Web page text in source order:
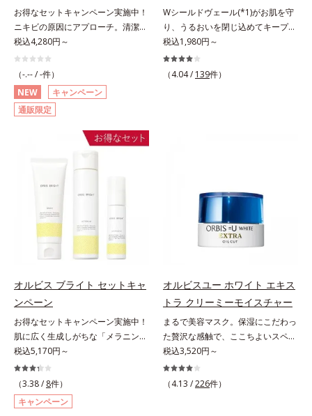
します。 * 糖化する前の古くなった
角層をふき取り、やわらかい肌を保
つこと。
技術によって、高い浸透力(*2)と安
定性を実現。毛穴の目立ちをしっか
りケア(*3)して、ゆらぎやすいニキ
ビ肌を、みずみずしい清潔な垢抜け
肌(*4)へと導きます。たっぷりの保
洗浄による汚れの除去*5 すべての
方に皮膚刺激がおきないというわけ
ではありません※敏感肌対象パッチ
テスト済（すべての人に皮膚刺激が
おきないというわけではありませ
お得なセットキャンペーン実施中！
ニキビの原因にアプローチ。清潔な
垢抜け肌(*1)へ。「ニキビをくり返
してしまう」「毛穴目立ち(*2)が気
になる」「マスク生活であごや口ま
わりのニキビが気になる」というお
悩みに。くり返しニキビの根本原因
「肌のバリア機能の低下」と、肌悩
み「毛穴の目立ち」の両方にWでア
プローチする、薬用ニキビ対策スキ
物由来成分とコラーゲンが肌をいた
わりながらうるおいを与え、バリア
機能を維持。ニキビができにくい肌
を目指します。さらにビタミンC誘
導体(*3)と5種の整肌成分(*4)から成
る「ナノVCショットカプセル(*5)」
を配合。カプセルが浸透(*6)してか
て、高い浸透力(*6)と安定性を実
現。毛穴の目立ちをしっかりケア
(*7)して、ゆらぎやすいニキビ肌
を、みずみずしい清潔な垢抜け肌
(*1)へと導きます。たっぷりの保湿
成分で低刺激。敏感肌の方にもお使
いいただけます(*8)。L＝さっぱり
タイプ（ニキビのできやすい肌・超
脂性肌～普通肌）M＝しっとりタイ
税込4,280円～
（-.-- / -件）
NEW
キャンペーン
通販限定
Wシールドヴェール(*1)がお肌を守
り、うるおいを閉じ込めてキープす
る美白(*2)保湿液。業界初(*3)知見
「メラニンの第三のルート」である
「横のひろがり」に着目して、全方
わかりました。そこでオルビス ブ
ライト シリーズは「メラニンにじ
み」に着目して「高圧処理ビタミン
C(*8)」を採用。肌奥(*6)まで浸透
オルビス独自成分の「ブライトVC
コンプレックス(*9)」が、透明感を
阻害する原因(*10)にアプローチし
ます。さらに肌表面のなめらかさや
みずみずしさをサポートするため
に、肌荒れ防止有効成分と速効性と
持続性、2種の保湿成分も配合し、
税込1,980円～
（4.04 / 139件）
オルビス ブライト セットキャ
ンペーン
お得なセットキャンペーン実施中！
肌に広く生成しがちな「メラニンに
じみ(*1)」の原因をブロック(*2)！
澄み渡る輝き透明肌(*3)へ。業界初
(*4)知見「メラニンの第三のルー
ト」である「横のひろがり」に着目
して、全方位から透明肌を目指すブ
税込5,170円～
（3.38 / 8件）
キャンペーン
オルビスユー ホワイト エキス
トラ クリーミーモイスチャー
まるで美容マスク。保湿にこだわっ
た贅沢な感触で、ここちよいスペシ
ャルケアを。若々しく透明感のある
美肌を構成する要素と、年齢肌(*1)
のメラニン生成にアプローチして、
税込3,520円～
（4.13 /226件）